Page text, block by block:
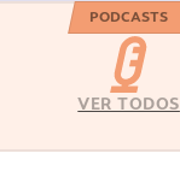
PODCASTS
VER TODOS